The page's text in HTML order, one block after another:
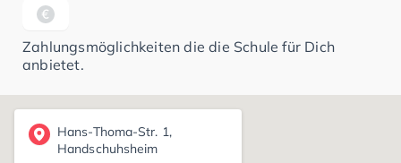
Zahlungsmöglichkeiten die die Schule für Dich
anbietet.
Hans-Thoma-Str. 1,
Handschuhsheim